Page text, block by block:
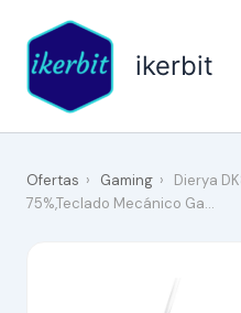
contenido
ikerbit
Ofertas › Gaming ›
Dierya
75%,Teclado Mecánico Ga…